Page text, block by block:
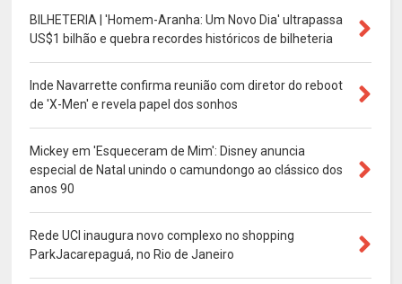
BILHETERIA | 'Homem-Aranha: Um Novo Dia' ultrapassa
US$1 bilhão e quebra recordes históricos de bilheteria
Inde Navarrette confirma reunião com diretor do reboot
de 'X-Men' e revela papel dos sonhos
Mickey em 'Esqueceram de Mim': Disney anuncia
especial de Natal unindo o camundongo ao clássico dos
anos 90
Rede UCI inaugura novo complexo no shopping
ParkJacarepaguá, no Rio de Janeiro